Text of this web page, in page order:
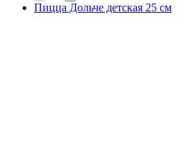
Пицца Дольче детская 25 см